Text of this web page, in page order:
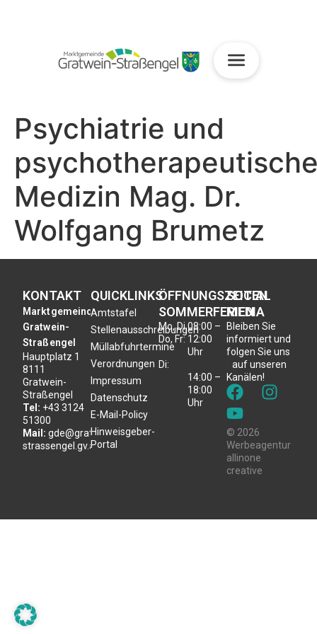
Psychiatrie und
Medizin Mag. Dr.
Wolfgang Brumetz
KONTAKT
Marktgemeinde
Gratwein-
Straßengel
Hauptplatz 1
8111
Gratwein-
Straßengel
Tel: +43 3124
51300
Mail: gde@gratwein-
strassengel.gv.at
QUICKLINKS
Amtstafel
Stellenausschreibungen
Müllabfuhrtermine
Verordnungen
Impressum
Datenschutz
E-Mail-Policy
Hinweisgeber-
Portal
ÖFFNUNGSZEITEN
SOMMERFERIEN
Mo, Di,
Do, Fr:
Di:
08:00 –
12:00
Uhr
14:00 –
18:00
Uhr
SOCIAL
MEDIA
Bleiben Sie
informiert und
folgen Sie uns
auf unseren
Kanälen!
© 2026
Werbeagentur
allinone
creative